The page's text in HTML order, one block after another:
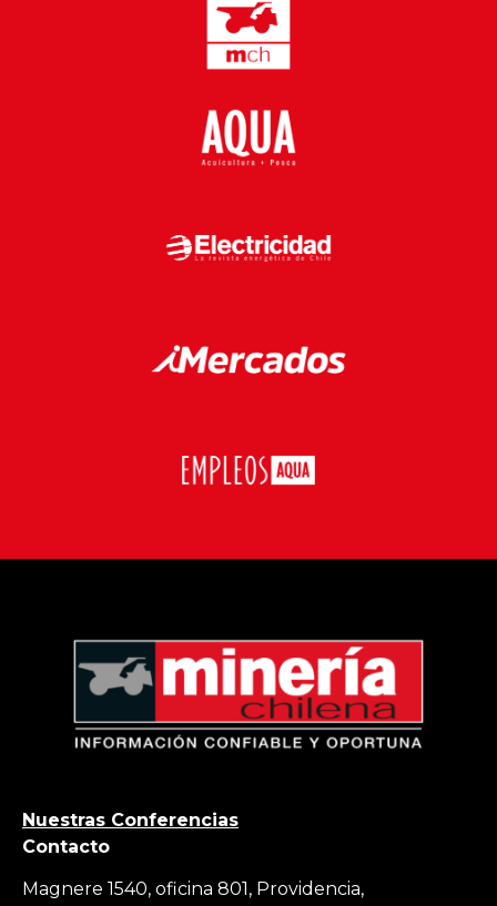
Nuestras Conferencias
Contacto
Magnere 1540, oficina 801, Providencia,